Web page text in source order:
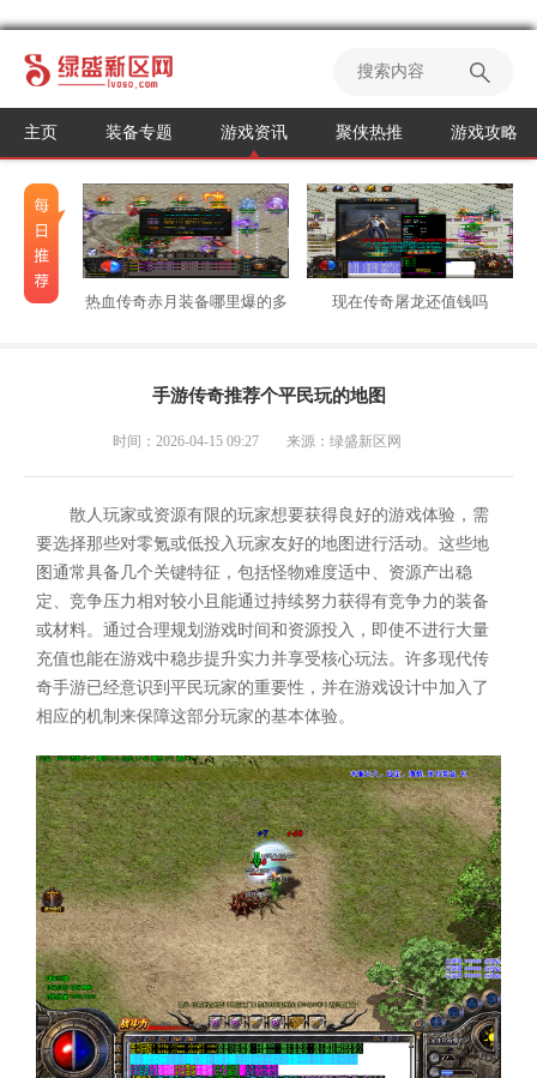
主页 装备专题 游戏资讯 聚侠热推 游戏攻略
热血传奇赤月装备哪里爆的多 现在传奇屠龙还值钱吗
手游传奇推荐个平民玩的地图
时间：2026-04-15 09:27 来源：绿盛新区网
散人玩家或资源有限的玩家想要获得良好的游戏体验，需
要选择那些对零氪或低投入玩家友好的地图进行活动。这些地
图通常具备几个关键特征，包括怪物难度适中、资源产出稳
定、竞争压力相对较小且能通过持续努力获得有竞争力的装备
或材料。通过合理规划游戏时间和资源投入，即使不进行大量
充值也能在游戏中稳步提升实力并享受核心玩法。许多现代传
奇手游已经意识到平民玩家的重要性，并在游戏设计中加入了
相应的机制来保障这部分玩家的基本体验。